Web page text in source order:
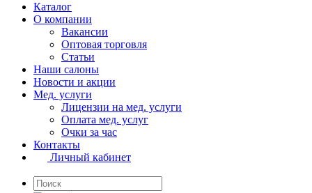
Каталог
О компании
Вакансии
Оптовая торговля
Статьи
Наши салоны
Новости и акции
Мед. услуги
Лицензии на мед. услуги
Оплата мед. услуг
Очки за час
Контакты
Личный кабинет